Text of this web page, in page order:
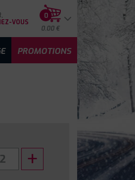
VOUS
0
0.00 €
PROMOTIONS